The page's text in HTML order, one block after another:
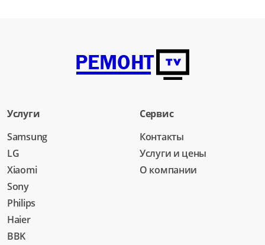
Услуги
Samsung
LG
Xiaomi
Sony
Philips
Haier
BBK
Сервис
Контакты
Услуги и цены
О компании